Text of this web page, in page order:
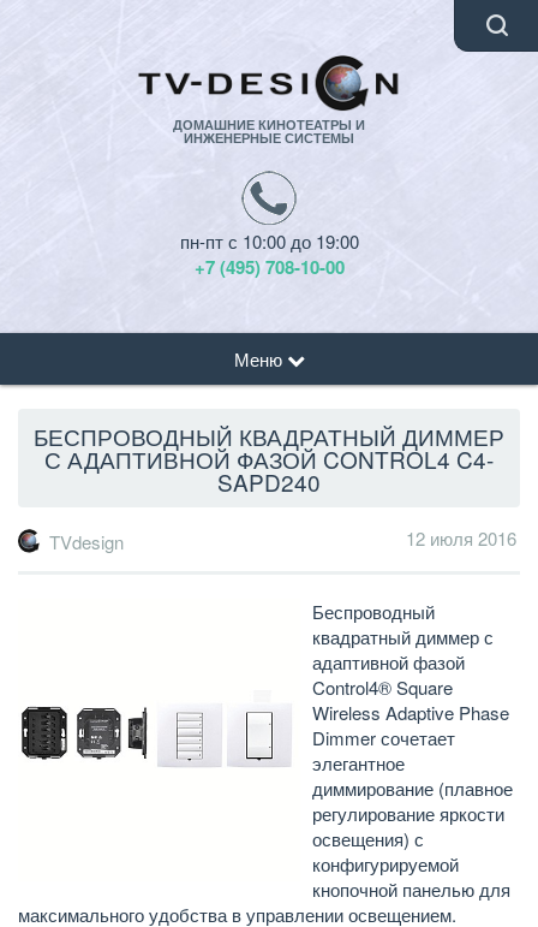
ДОМАШНИЕ КИНОТЕАТРЫ И
ИНЖЕНЕРНЫЕ СИСТЕМЫ
пн-пт с 10:00 до 19:00
+7 (495) 708-10-00
Меню
БЕСПРОВОДНЫЙ КВАДРАТНЫЙ ДИММЕР
С АДАПТИВНОЙ ФАЗОЙ CONTROL4 C4-
SAPD240
TVdesign 12 июля 2016
Беспроводный
квадратный диммер с
адаптивной фазой
Control4® Square
Wireless Adaptive Phase
Dimmer сочетает
элегантное
диммирование (плавное
регулирование яркости
освещения) с
конфигурируемой
кнопочной панелью для
максимального удобства в управлении освещением.